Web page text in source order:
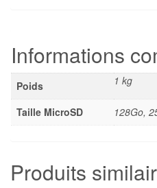
Informations
Poids 1 kg
Taille MicroSD 128Go,
Produits